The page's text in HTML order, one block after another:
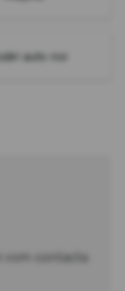
auto noi
vom contacta